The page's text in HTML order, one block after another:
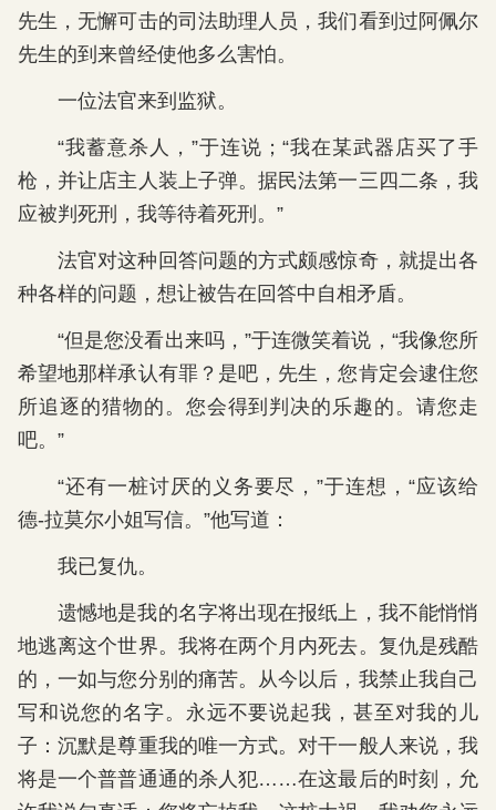
先生，无懈可击的司法助理人员，我们看到过阿佩尔
先生的到来曾经使他多么害怕。
一位法官来到监狱。
“我蓄意杀人，”于连说；“我在某武器店买了手
枪，并让店主人装上子弹。据民法第一三四二条，我
应被判死刑，我等待着死刑。”
法官对这种回答问题的方式颇感惊奇，就提出各
种各样的问题，想让被告在回答中自相矛盾。
“但是您没看出来吗，”于连微笑着说，“我像您所
希望地那样承认有罪？是吧，先生，您肯定会逮住您
所追逐的猎物的。您会得到判决的乐趣的。请您走
吧。”
“还有一桩讨厌的义务要尽，”于连想，“应该给
德-拉莫尔小姐写信。”他写道：
我已复仇。
遗憾地是我的名字将出现在报纸上，我不能悄悄
地逃离这个世界。我将在两个月内死去。复仇是残酷
的，一如与您分别的痛苦。从今以后，我禁止我自己
写和说您的名字。永远不要说起我，甚至对我的儿
子：沉默是尊重我的唯一方式。对干一般人来说，我
将是一个普普通通的杀人犯……在这最后的时刻，允